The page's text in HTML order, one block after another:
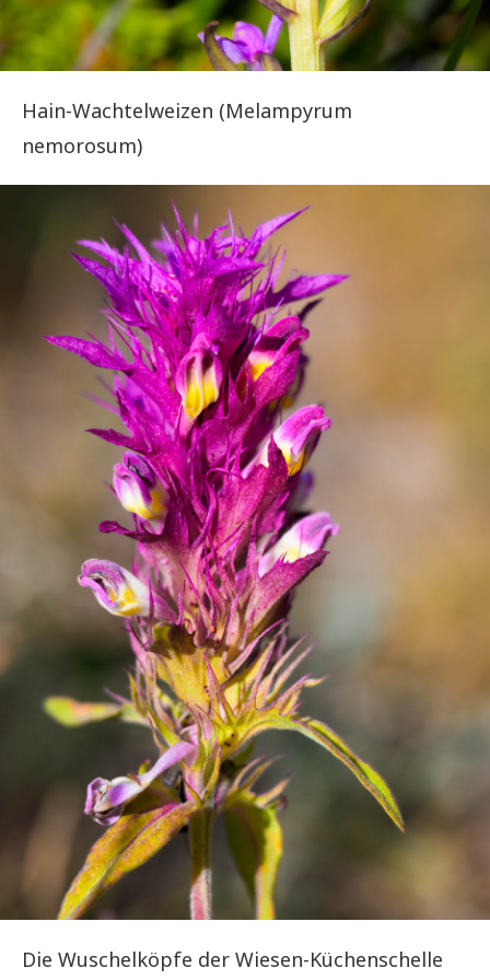
Hain-Wachtelweizen (Melampyrum
nemorosum)
Die Wuschelköpfe der Wiesen-Küchenschelle